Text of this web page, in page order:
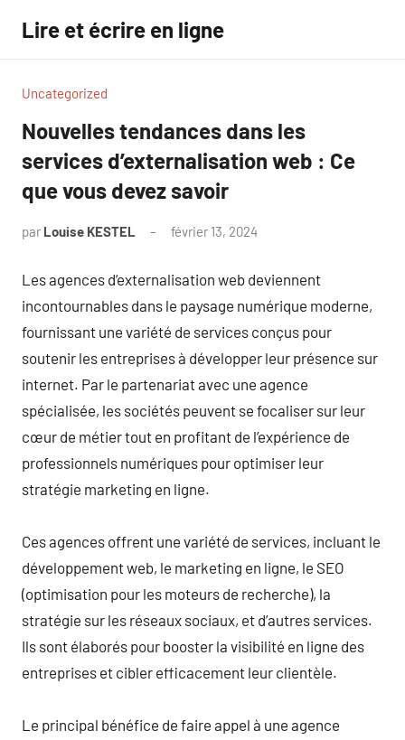
contenu
Lire et écrire en ligne
Uncategorized
Nouvelles tendances dans les
services d’externalisation web : Ce
que vous devez savoir
par Louise KESTEL février 13, 2024
Les agences d’externalisation web deviennent
incontournables dans le paysage numérique moderne,
fournissant une variété de services conçus pour
soutenir les entreprises à développer leur présence sur
internet. Par le partenariat avec une agence
spécialisée, les sociétés peuvent se focaliser sur leur
cœur de métier tout en profitant de l’expérience de
professionnels numériques pour optimiser leur
stratégie marketing en ligne.
Ces agences offrent une variété de services, incluant le
développement web, le marketing en ligne, le SEO
(optimisation pour les moteurs de recherche), la
stratégie sur les réseaux sociaux, et d’autres services.
Ils sont élaborés pour booster la visibilité en ligne des
entreprises et cibler efficacement leur clientèle.
Le principal bénéfice de faire appel à une agence